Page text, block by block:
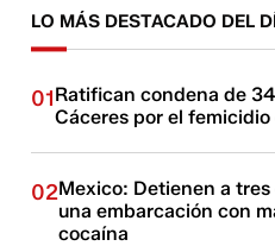
LO MÁS DESTACADO DEL
01Ratifican condena de
Cáceres por el
02Mexico: Detienen a
una embarcación con
cocaína